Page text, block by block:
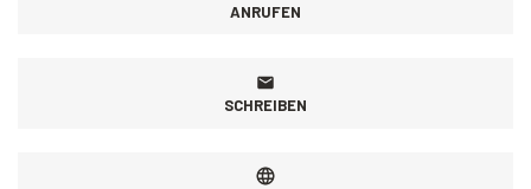
ANRUFEN
SCHREIBEN